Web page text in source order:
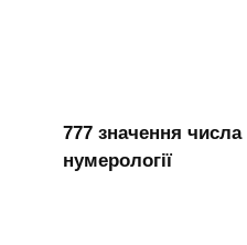
777 значення числа
нумерології